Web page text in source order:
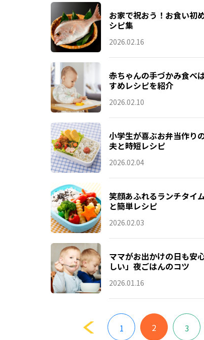
お家で祝おう！お食い初
シピ集
2026.02.16
赤ちゃんの手づかみ食べ
すめレシピを紹介
2026.02.10
小学生が喜ぶお弁当作り
夫と時短レシピ
2026.02.04
笑顔あふれるランチタイ
と簡単レシピ
2026.02.03
ママがお出かけの日も安
しい」夜ごはんのコツ
2026.01.16
1 2 3